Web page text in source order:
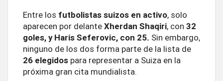
Entre los futbolistas suizos en activo, solo
aparecen por delanteXherdan Shaqiri, con 32
goles, y Haris Seferovic, con 25. Sin embargo,
ninguno de los dos forma parte de la lista de
26 elegidos para representar a Suiza en la
próxima gran cita mundialista.